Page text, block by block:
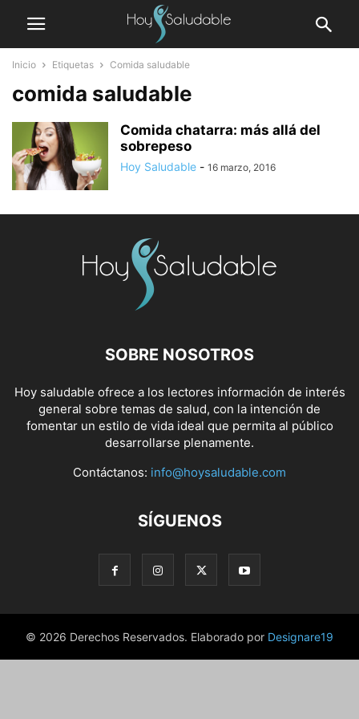
Inicio Etiquetas Comida saludable
comida saludable
Comida chatarra: más allá del
sobrepeso
Hoy Saludable - 16 marzo, 2016
SOBRE NOSOTROS
Hoy saludable ofrece a los lectores información de interés
general sobre temas de salud, con la intención de
fomentar un estilo de vida ideal que permita al público
desarrollarse plenamente.
Contáctanos: info@hoysaludable.com
SÍGUENOS
© 2026 Derechos Reservados. Elaborado por Designare19